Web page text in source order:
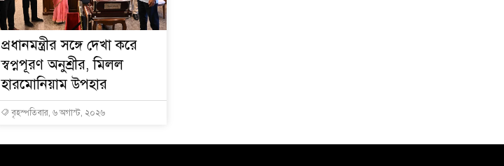
প্রধানমন্ত্রীর সঙ্গে দেখা করে
স্বপ্নপূরণ অনুশ্রীর, মিলল
হারমোনিয়াম উপহার
বৃহস্পতিবার, ৬ অগাস্ট, ২০২৬